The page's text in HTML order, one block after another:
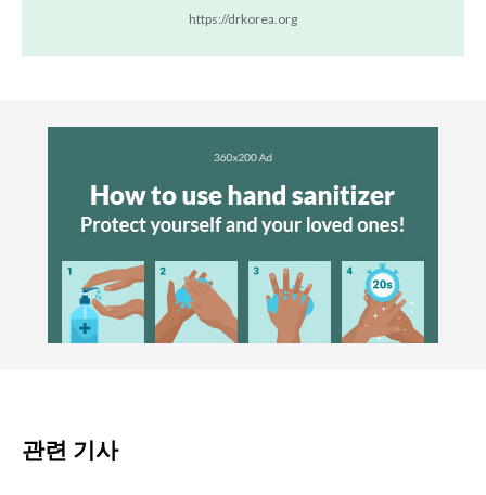
https://drkorea.org
관련 기사